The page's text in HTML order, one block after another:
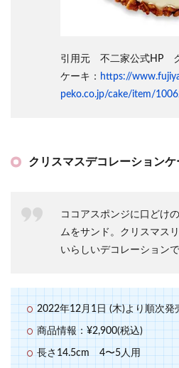
引用元 不二家公式HP
ケーキ： https://
peko.co.jp/cake/item/
クリスマスデコレーションケ
ココアスポンジに口どけ
ムをサンド。クリスマス
いらしいデコレーションで
2022年12月1日 (木)より順次発
商品情報：¥2,900(税込)
長さ14.5cm 4〜5人用